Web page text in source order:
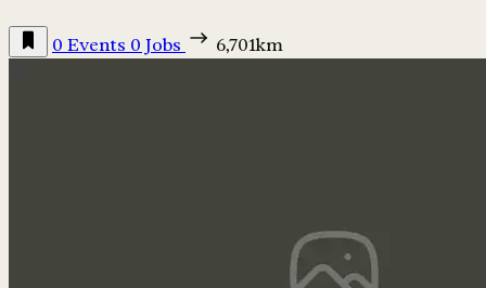
0 Events 0 Jobs 6,701km